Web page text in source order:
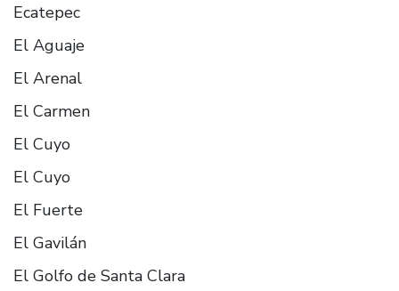
Ecatepec
El Aguaje
El Arenal
El Carmen
El Cuyo
El Cuyo
El Fuerte
El Gavilán
El Golfo de Santa Clara